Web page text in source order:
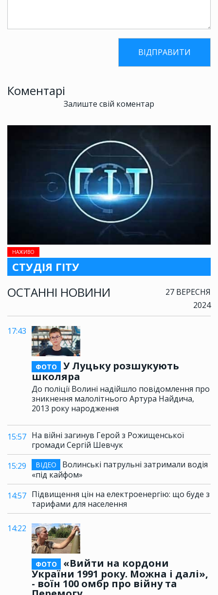
НАЖИВО
СТУДІЯ ГІТУ
ОСТАННІ НОВИНИ
27 ВЕРЕСНЯ
2024
17:43
ФОТО
У Луцьку розшукують
школяра
До поліції Волині надійшло повідомлення про
зникнення малолітнього Артура Найдича,
2013 року народження
15:57 На війні загинув Герой з Рожищенської
громади Сергій Шевчук
15:29
ВІДЕО
Волинські патрульні затримали водія
«під кайфом»
14:57 Підвищення цін на електроенергію: що буде з
тарифами для населення
14:22
ФОТО
«Вийти на кордони
України 1991 року. Можна і далі»,
- воїн 100 омбр про війну та
Коментарі
Залиште свій коментар